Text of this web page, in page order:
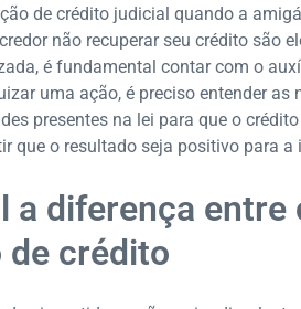
de crédito judicial quando a
não recuperar seu crédito são
é fundamental contar com o
uma ação, é preciso entender as
presentes na lei para que o
que o resultado seja positivo para a
a diferença entre
de crédito